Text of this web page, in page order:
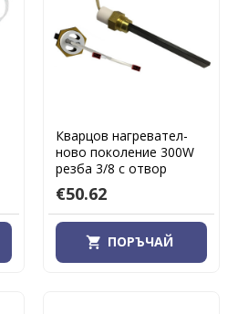
Кварцов нагревател-
ново поколение 300W
резба 3/8 с отвор
€50.62
ПОРЪЧАЙ